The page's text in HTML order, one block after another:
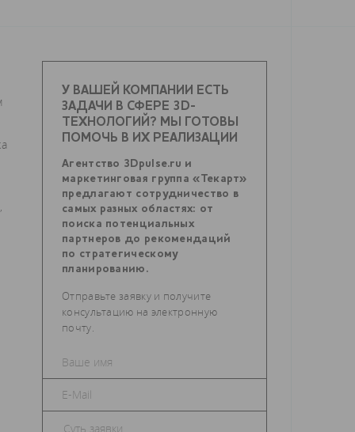
У ВАШЕЙ КОМПАНИИ ЕСТЬ
ЗАДАЧИ В СФЕРЕ 3D-
ТЕХНОЛОГИЙ? МЫ ГОТОВЫ
ПОМОЧЬ В ИХ РЕАЛИЗАЦИИ
Агентство 3Dpulse.ru и
маркетинговая группа «Текарт»
предлагают сотрудничество в
самых разных областях: от
поиска потенциальных
партнеров до рекомендаций
по стратегическому
планированию.
Отправьте заявку и получите
консультацию на электронную
почту.